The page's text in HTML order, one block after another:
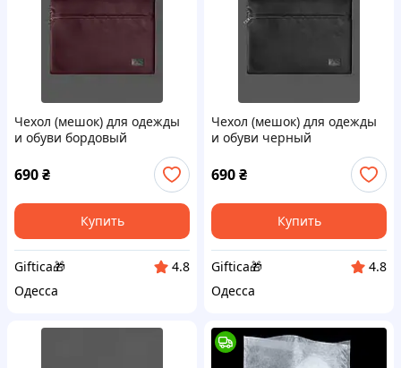
Чехол (мешок) для одежды
и обуви бордовый
690₴
Купить
Giftica🎁
4.8
Одесса
Чехол (мешок) для одежды
и обуви черный
690₴
Купить
Giftica🎁
4.8
Одесса